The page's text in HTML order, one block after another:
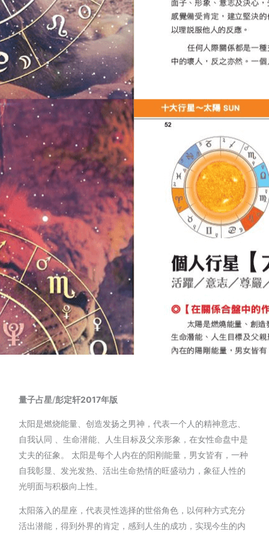
量子占星/彭定轩2017年版
太阳是燃烧能量、创造发扬之男神，代表一个人的精神意志、
自我认同 、生命潜能、人生目标及父亲形象，在女性命盘中是
丈夫的征象。 太阳是每个人内在的阳刚能量，男女皆有，一种
自我彰显、发光发热、活出生命热情的旺盛动力，象征人性的
光明面与积极向上性。
太阳落入的星座，代表灵性选择的世俗角色，以何种方式充分
活出潜能，得到外界的肯定，感到人生的成功，实现今生的内